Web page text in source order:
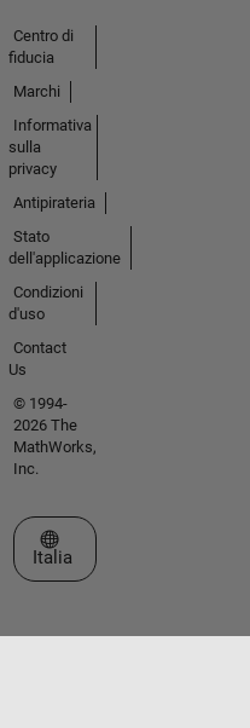
Centro di
fiducia
Marchi
Informativa
sulla
privacy
Antipirateria
Stato
dell'applicazione
Condizioni
d'uso
Contact
Us
© 1994-
2026 The
MathWorks,
Inc.
Seleziona un sito web
Italia